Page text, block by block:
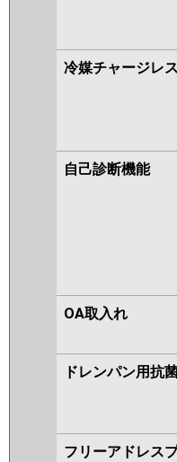
冷媒チャージレス
自己診断機能
OA取入れ
ドレンパン用抗
フリーアドレス